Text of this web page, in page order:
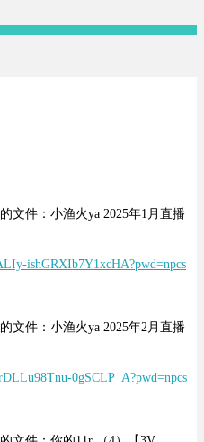
文件：小渔火ya 2025年1月直播
ishGRXIb7Y1xcHA?pwd=npcs
文件：小渔火ya 2025年2月直播
0gSCLP_A?pwd=npcs